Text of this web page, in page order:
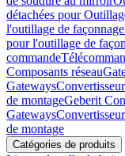
détachées pour
l'outillage de
pour l'outillage de
commande
Composants réseau
GatewaysConvertisseur
de montageGeberit
GatewaysConvertisseur
de montage
Catégories de produits